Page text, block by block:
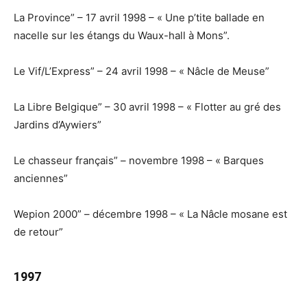
La Province” – 17 avril 1998 – « Une p’tite ballade en
nacelle sur les étangs du Waux-hall à Mons”.
Le Vif/L’Express” – 24 avril 1998 – « Nâcle de Meuse”
La Libre Belgique” – 30 avril 1998 – « Flotter au gré des
Jardins d’Aywiers”
Le chasseur français” – novembre 1998 – « Barques
anciennes”
Wepion 2000” – décembre 1998 – « La Nâcle mosane est
de retour”
1997